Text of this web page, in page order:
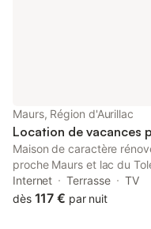
Maurs, Région d'Aurillac
Location de vacances
Maison de caractère
proche Maurs et lac du
a garden, is set in Maurs,
32 km from Haute
Internet Terrasse
TV
dès 117 € par nuit